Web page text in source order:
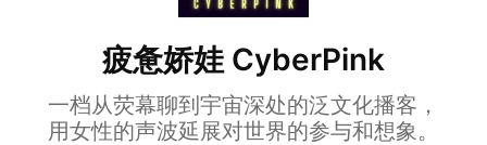
疲惫娇娃 CyberPink
一档从荧幕聊到宇宙深处的泛文化播客，
用女性的声波延展对世界的参与和想象。